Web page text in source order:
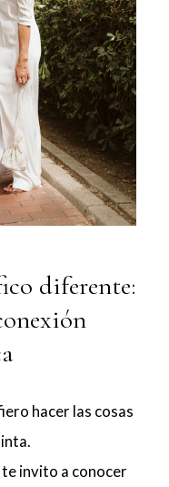
diferente:
hacer las cosas
invito a conocer